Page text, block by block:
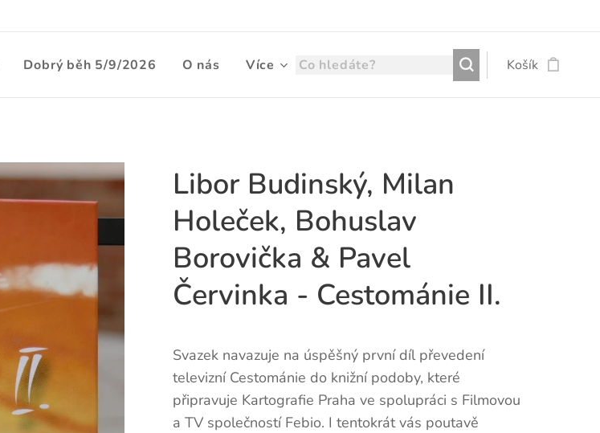
Dobrý běh 5/9/2026 O nás Více Košík
Libor Budinský, Milan
Holeček, Bohuslav
Borovička & Pavel
Červinka - Cestománie II.
Svazek navazuje na úspěšný první díl převedení
televizní Cestománie do knižní podoby, které
připravuje Kartografie Praha ve spolupráci s Filmovou
a TV společností Febio. I tentokrát vás poutavě